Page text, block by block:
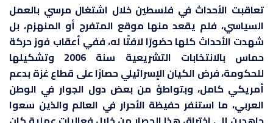
تعاقبت الأحداث في فلسطين خلال اشتغال مرسي بالعمل
السياسي، فلم يقعد منها موقع المتفرج أو المنهزم، بل
شهدت الأحداث كلها حضورًا لافتًا له، ففي أعقاب فوز حركة
حماس بالانتخابات التشريعية سنة 2006 وتشكيلها
للحكومة، فرض الكيان الإسرائيلي حصارًا على قطاع غزة بدعم
أمريكي كامل، وبتواطؤ من بعض دول الجوار في الوطن
العربي، ما استنفر حفيظة الأحرار في العالم والذين سعوا